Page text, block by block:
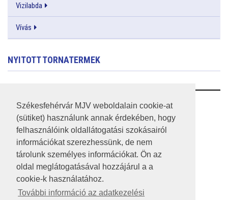
Székesfehérvár MJV weboldalain cookie-at
(sütiket) használunk annak érdekében, hogy
felhasználóink oldallátogatási szokásairól
információkat szerezhessünk, de nem
tárolunk személyes információkat. Ön az
oldal meglátogatásával hozzájárul a a
cookie-k használatához.
További információ az adatkezelési
Vizilabda
Vívás
NYITOTT TORNATERMEK
RSS
A HONLAP 2017.03.31-I ÁLLAPOTA
JOGI NYILATKOZAT
IMPRESSZUM